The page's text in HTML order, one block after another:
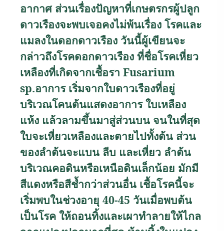
อากาศส่วนเรื่องปัญหาที่เกษตรกรผู้ปลูก
ดาวเรืองจะพบเจอคงไม่พ้นเรื่อง โรคและ
แมลงในดอกดาวเรือง วันนี้ผู้เขียนจะ
กล่าวถึงโรคดอกดาวเรือง ที่ชื่อโรคเหี่ยว
เหลืองที่เกิดจากเชื้อรา Fusarium
sp.อาการ เริ่มจากใบดาวเรืองที่อยู่
บริเวณโคนต้นแสดงอาการ ใบเหลือง
แห้ง แล้วลามขึ้นมาสู่ส่วนบน จนในที่สุด
ใบจะเหี่ยวเหลืองและตายไปทั้งต้น ส่วน
ของลำต้นจะแบน ลีบ และเหี่ยว ลำต้น
บริเวณคอดินหรือเหนือดินเล็กน้อย มักมี
สีแดงหรือสีช้ำกว่าส่วนอื่น เชื้อโรคนี้จะ
เริ่มพบในช่วงอายุ 40-45 วันเมื่อพบต้น
เป็นโรค ให้ถอนทิ้งและเผาทำลายให้ไกล